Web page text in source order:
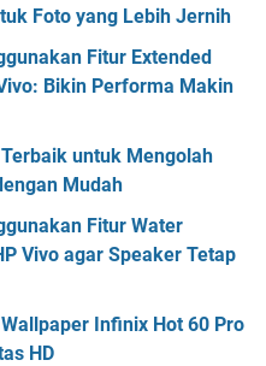
Foto yang Lebih Jernih
Fitur Extended
Bikin Performa Makin
untuk Mengolah
Mudah
Fitur Water
Vivo agar Speaker Tetap
Infinix Hot 60 Pro
HD